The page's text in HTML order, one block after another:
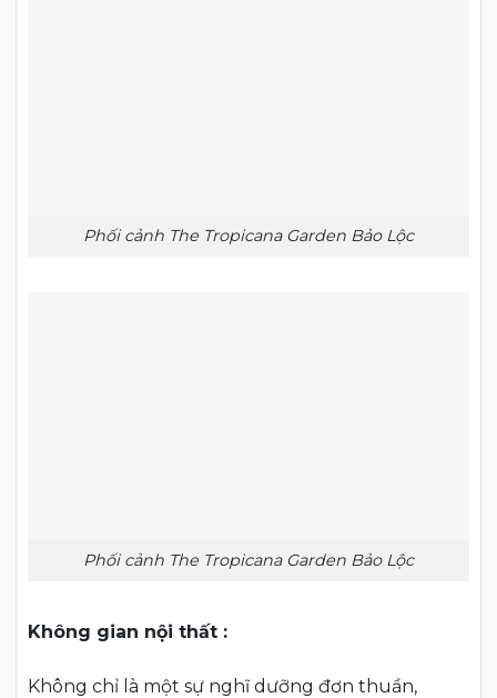
Phối cảnh The Tropicana Garden Bảo Lộc
Phối cảnh The Tropicana Garden Bảo Lộc
Không gian nội thất :
Không chỉ là một sự nghĩ dưỡng đơn thuần,